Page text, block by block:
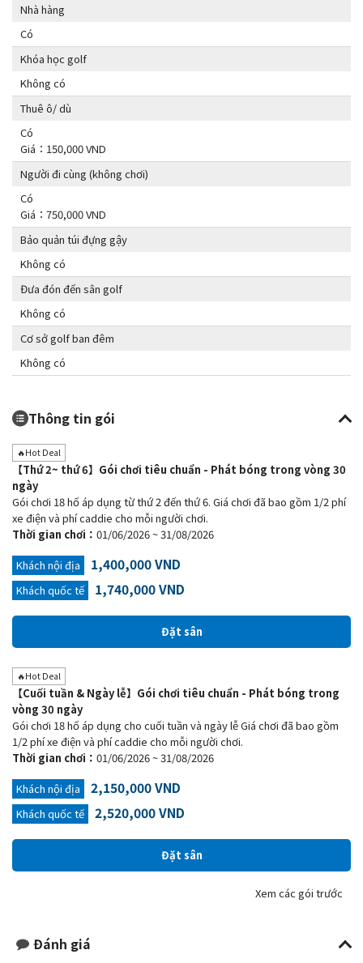
Nhà hàng
Có
Khóa học golf
Không có
Thuê ô/ dù
Có
Giá：150,000 VND
Người đi cùng (không chơi)
Có
Giá：750,000 VND
Bảo quản túi đựng gậy
Không có
Đưa đón đến sân golf
Không có
Cơ sở golf ban đêm
Không có
Thông tin gói
🔥Hot Deal
【Thứ 2~ thứ 6】Gói chơi tiêu chuẩn - Phát bóng trong vòng 30
ngày
Gói chơi 18 hố áp dụng từ thứ 2 đến thứ 6. Giá chơi đã bao gồm 1/2 phí
xe điện và phí caddie cho mỗi người chơi.
Thời gian chơi： 01/06/2026 ~ 31/08/2026
Khách nội địa
1,400,000 VND
Khách quốc tế 1,740,000 VND
🔥Hot Deal
【Cuối tuần & Ngày lễ】Gói chơi tiêu chuẩn - Phát bóng trong
vòng 30 ngày
Gói chơi 18 hố áp dụng cho cuối tuần và ngày lễ Giá chơi đã bao gồm
1/2 phí xe điện và phí caddie cho mỗi người chơi.
Thời gian chơi： 01/06/2026 ~ 31/08/2026
Khách nội địa
2,150,000 VND
Khách quốc tế 2,520,000 VND
Xem các gói trước
Đánh giá